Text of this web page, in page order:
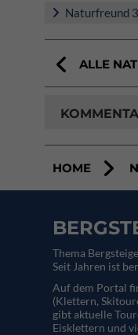
Naturfreund
ALLE
HOME
Thema
Seit Jahren ist
Auf dem Portal
(Klettern,
gibt aktuelle
Eisklettern und